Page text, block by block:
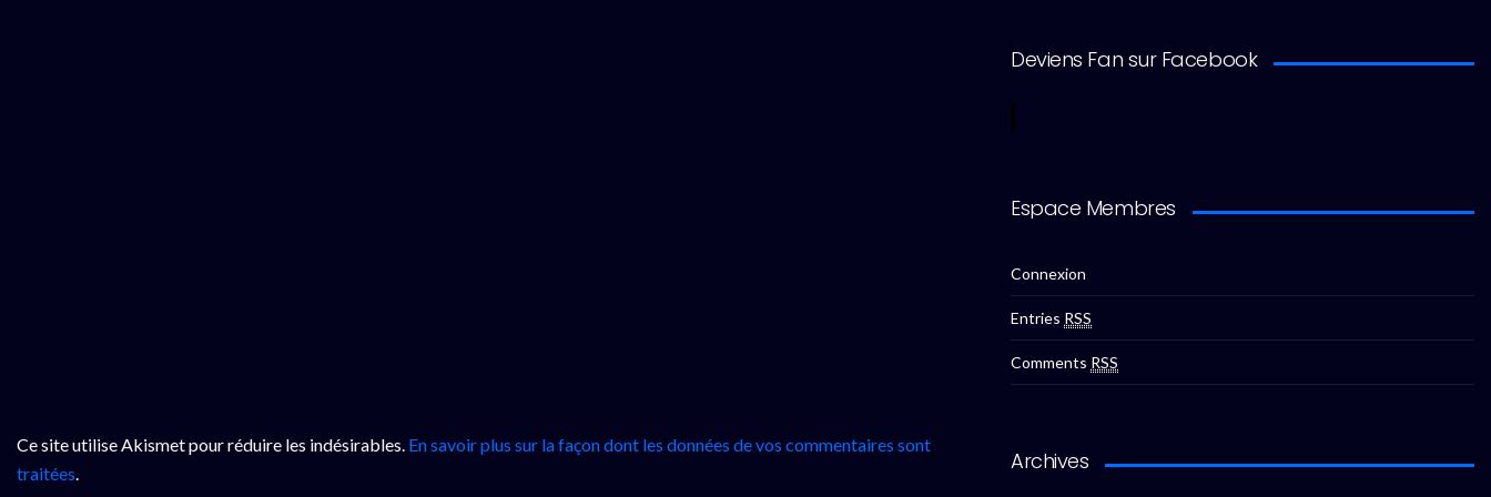
Ce site utilise Akismet pour réduire les indésirables. En savoir plus sur la façon dont les données de vos commentaires sont
traitées.
Deviens Fan sur Facebook
Espace Membres
Connexion
Entries RSS
Comments RSS
Archives